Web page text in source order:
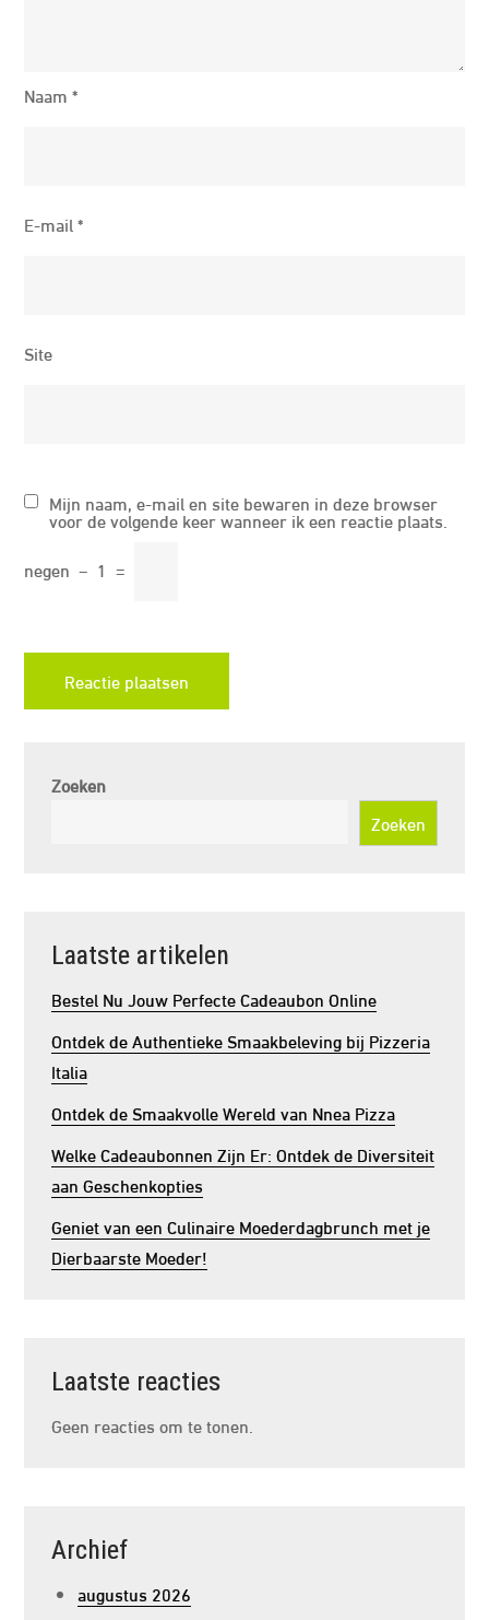
Naam*
E-mail*
Site
Mijn naam, e-mail en site bewaren in deze browser
voor de volgende keer wanneer ik een reactie plaats.
negen − 1 =
Zoeken
Zoeken
Laatste artikelen
Bestel Nu Jouw Perfecte Cadeaubon Online
Ontdek de Authentieke Smaakbeleving bij Pizzeria
Italia
Ontdek de Smaakvolle Wereld van Nnea Pizza
Welke Cadeaubonnen Zijn Er: Ontdek de Diversiteit
aan Geschenkopties
Geniet van een Culinaire Moederdagbrunch met je
Dierbaarste Moeder!
Laatste reacties
Geen reacties om te tonen.
Archief
augustus 2026